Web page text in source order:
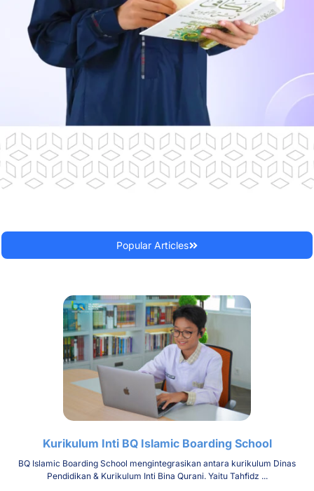
Popular Articles
Kurikulum Inti BQ Islamic Boarding School
BQ Islamic Boarding School mengintegrasikan antara kurikulum Dinas
Pendidikan & Kurikulum Inti Bina Qurani. Yaitu Tahfidz ...